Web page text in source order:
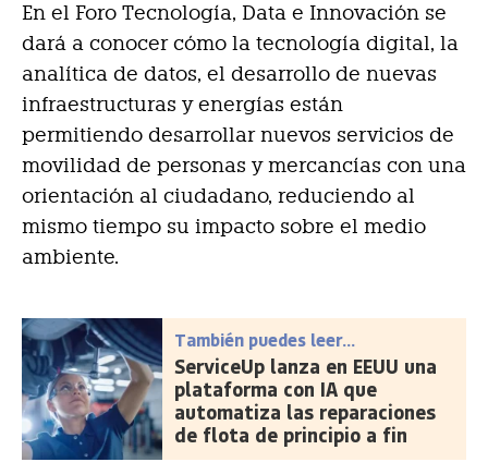
En el Foro Tecnología, Data e Innovación se
dará a conocer cómo la tecnología digital, la
analítica de datos, el desarrollo de nuevas
infraestructuras y energías están
permitiendo desarrollar nuevos servicios de
movilidad de personas y mercancías con una
orientación al ciudadano, reduciendo al
mismo tiempo su impacto sobre el medio
ambiente.
También puedes leer...
ServiceUp lanza en EEUU una
plataforma con IA que
automatiza las reparaciones
de flota de principio a fin